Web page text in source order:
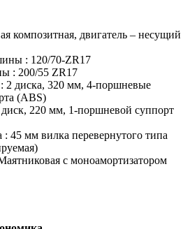
композитная, двигатель – несущий
: 120/70-ZR17
: 200/55 ZR17
2 диска, 320 мм, 4-поршневые
(ABS)
диск, 220 мм, 1-поршневой суппорт
: 45 мм вилка перевернутого типа
с моноамортизатором